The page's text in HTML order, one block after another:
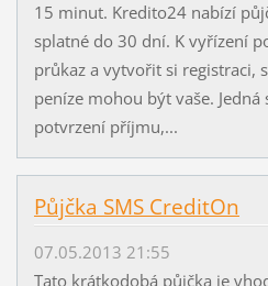
15 minut. Kredito24 nabízí
splatné do 30 dní. K vyřízení
průkaz a vytvořit si registraci,
peníze mohou být vaše.
potvrzení příjmu,...
Půjčka SMS CreditOn
07.05.2013 21:55
Tato krátkodobá půjčka je